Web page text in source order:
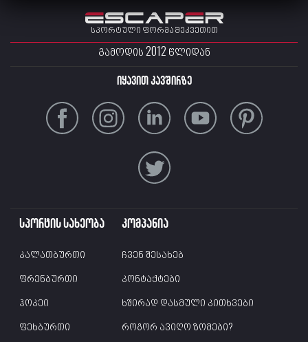
სპორტული ფორმა შეკვეთით
ᲒᲐᲛᲝᲓᲘᲡ 2012 ᲬᲚᲘᲓᲐᲜ
იყავით კავშირზე
სპორტის სახეობა
კალათბურთი
ფრენბურთი
ჰოკეი
ფეხბურთი
კომპანია
ჩვენ შესახებ
კონტაქტები
ხშირად დასმული კითხვები
როგორ ავიღო ზომები?